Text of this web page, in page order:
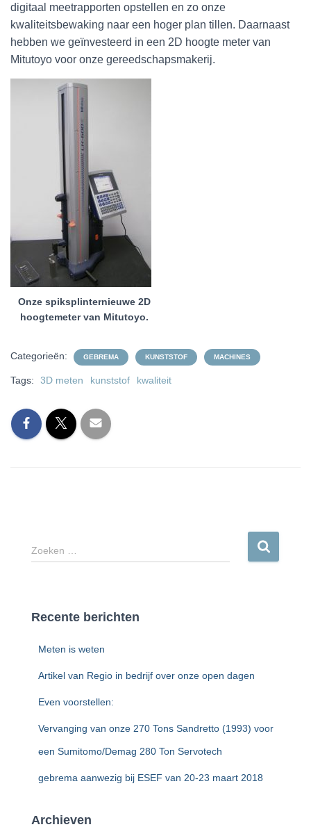
digitaal meetrapporten opstellen en zo onze
kwaliteitsbewaking naar een hoger plan tillen. Daarnaast
hebben we geïnvesteerd in een 2D hoogte meter van
Mitutoyo voor onze gereedschapsmakerij.
Onze spiksplinternieuwe 2D
hoogtemeter van Mitutoyo.
Categorieën: GEBREMA KUNSTSTOF MACHINES
Tags: 3D meten kunststof kwaliteit
Z
o
n
Zoeken …
Recente berichten
Meten is weten
Artikel van Regio in bedrijf over onze open dagen
Even voorstellen:
Vervanging van onze 270 Tons Sandretto (1993) voor
een Sumitomo/Demag 280 Ton Servotech
gebrema aanwezig bij ESEF van 20-23 maart 2018
Archieven